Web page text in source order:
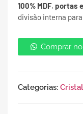
100% MDF, portas
divisão interna
Comprar
Categorias: